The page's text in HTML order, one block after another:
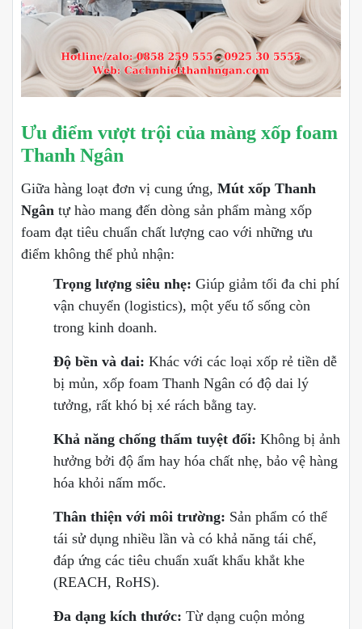
Ưu điểm vượt trội của màng xốp foam
Thanh Ngân
Giữa hàng loạt đơn vị cung ứng, Mút xốp Thanh
Ngân tự hào mang đến dòng sản phẩm màng xốp
foam đạt tiêu chuẩn chất lượng cao với những ưu
điểm không thể phủ nhận:
Trọng lượng siêu nhẹ: Giúp giảm tối đa chi phí
vận chuyển (logistics), một yếu tố sống còn
trong kinh doanh.
Độ bền và dai: Khác với các loại xốp rẻ tiền dễ
bị mủn, xốp foam Thanh Ngân có độ dai lý
tưởng, rất khó bị xé rách bằng tay.
Khả năng chống thấm tuyệt đối: Không bị ảnh
hưởng bởi độ ẩm hay hóa chất nhẹ, bảo vệ hàng
hóa khỏi nấm mốc.
Thân thiện với môi trường: Sản phẩm có thể
tái sử dụng nhiều lần và có khả năng tái chế,
đáp ứng các tiêu chuẩn xuất khẩu khắt khe
(REACH, RoHS).
Đa dạng kích thước: Từ dạng cuộn mỏng